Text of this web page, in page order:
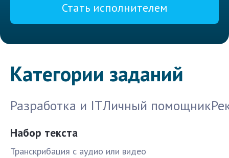
Стать исполнителем
Категории заданий
Разработка и ITЛичный помощник
Набор текста
Транскрибация с аудио или видео